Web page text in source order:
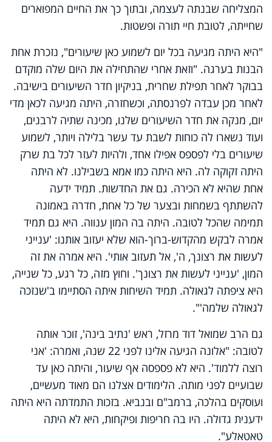
המצליחה שבנתה לעצמה, ובתוך כך את החיים המפוארים
שחייתה, לטובת חיי תורה ופשטות.
"היא היתה מגיעה בכל יום לשמוע כאן שיעורים", נזכרת אחת
הבנות בערגה. "וזאת אחרי שהתחילה את היום שלה מוקדם
בבוקר לאחר תפילת שחרית, בניקיון חדר השיעורים בישיבה.
לאחר מכן עבדה לפרנסתה, וכשחזרה, היתה מגיעה לכאן מדי
יום, מנקה את חדר השיעורים שלנו, מכינה שתיה לרבנים,
ועוד נשארו לה כוחות לשבת עד עשר בלילה ויותר, לשמוע
שיעורים בלי לפספס אפילו אחד, ולהיות לעזר לכל בת שרק
היתה זקוקה לה. היא היתה כמו אמא בשבילנו. לא היתה
אחת שהיא לא הכירה. גם את החדשות. תמיד ידעה
להשתתף בשמחות ובצער של כל אחת, חדרה באמונה
תמימה שהכל לטובה. היתה בה המון ענווה. היא גם תמיד
אמרה לבקש מהקדוש-ברוך-הוא שלא יעזוב אותנו: 'ענייני
לעשות את רצונך, ה', אל תעזוב אותי'. היא אמרה את זה
המון, 'ענייני לעשות את רצונך'. וחוץ מזה, כל רגע, כל שנייה,
היא ציפתה לגאולה. תמיד השיחות איתה הסתיימו ב'שנזכה
לגאולה שלמה'".
גם הרב שמואל דוד מרזל, ראש 'נתיב בינה', זוכר אותה
לטובה: "אלונה הגיעה אלינו לפני 22 שנה, ואמרה: 'אני
רוצה ללמוד'. היא לא פספסה אף שיעור, והיתה כאן עד
שבועיים לפני מותה. הלימודים אצלנו הם מאוד מעשיים,
ועוסקים בהלכה, ברמב"ם ובנביא. בזכות התמדתה היא היתה
ידענית גדולה. היו בה חריפות ופיקחות, היא לא היתה
טאטאלע".